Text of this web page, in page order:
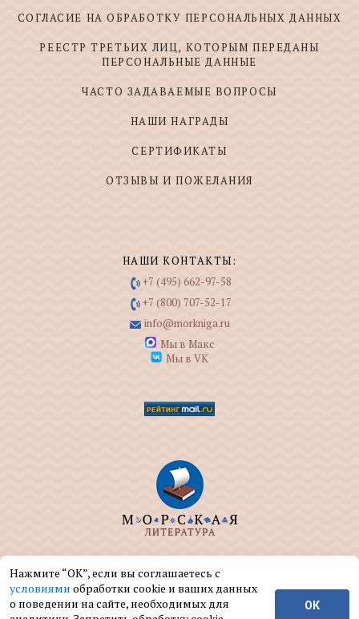
СОГЛАСИЕ НА ОБРАБОТКУ ПЕРСОНАЛЬНЫХ ДАННЫХ
РЕЕСТР ТРЕТЬИХ ЛИЦ, КОТОРЫМ ПЕРЕДАНЫ
ПЕРСОНАЛЬНЫЕ ДАННЫЕ
ЧАСТО ЗАДАВАЕМЫЕ ВОПРОСЫ
НАШИ НАГРАДЫ
СЕРТИФИКАТЫ
ОТЗЫВЫ И ПОЖЕЛАНИЯ
НАШИ КОНТАКТЫ:
+7 (495) 662-97-58
+7 (800) 707-52-17
info@morkniga.ru
Мы в Макс
Мы в VK
ООО "МОРКНИГА" занимается изданием и
реализацией книг на морскую тематику.
© ООО "МОРКНИГА", 2004 — 2026 г.
Нажмите “ОК”, если вы соглашаетесь с
условиями обработки cookie и ваших данных
о поведении на сайте, необходимых для
ОК